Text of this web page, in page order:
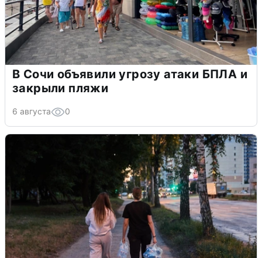
В Сочи объявили угрозу атаки БПЛА и
закрыли пляжи
6 августа 0